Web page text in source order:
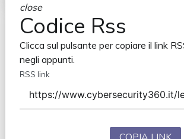
close
Codice Rss
Clicca sul pulsante per copiare il link
negli appunti.
RSS link